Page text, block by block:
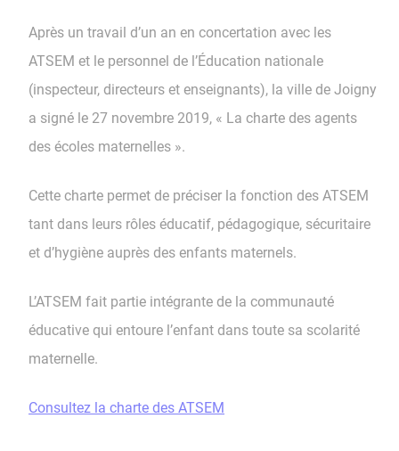
Après un travail d’un an en concertation avec les
ATSEM et le personnel de l’Éducation nationale
(inspecteur, directeurs et enseignants), la ville de Joigny
a signé le 27 novembre 2019, « La charte des agents
des écoles maternelles ».
Cette charte permet de préciser la fonction des ATSEM
tant dans leurs rôles éducatif, pédagogique, sécuritaire
et d’hygiène auprès des enfants maternels.
L’ATSEM fait partie intégrante de la communauté
éducative qui entoure l’enfant dans toute sa scolarité
maternelle.
Consultez la charte des ATSEM